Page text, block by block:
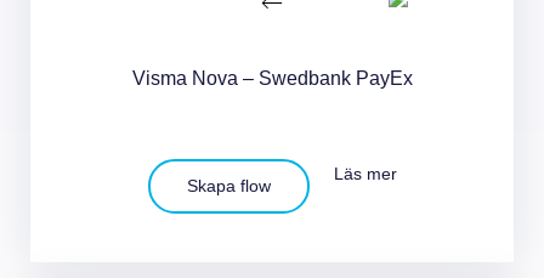
Visma Nova – Swedbank PayEx
Skapa flow
Läs mer